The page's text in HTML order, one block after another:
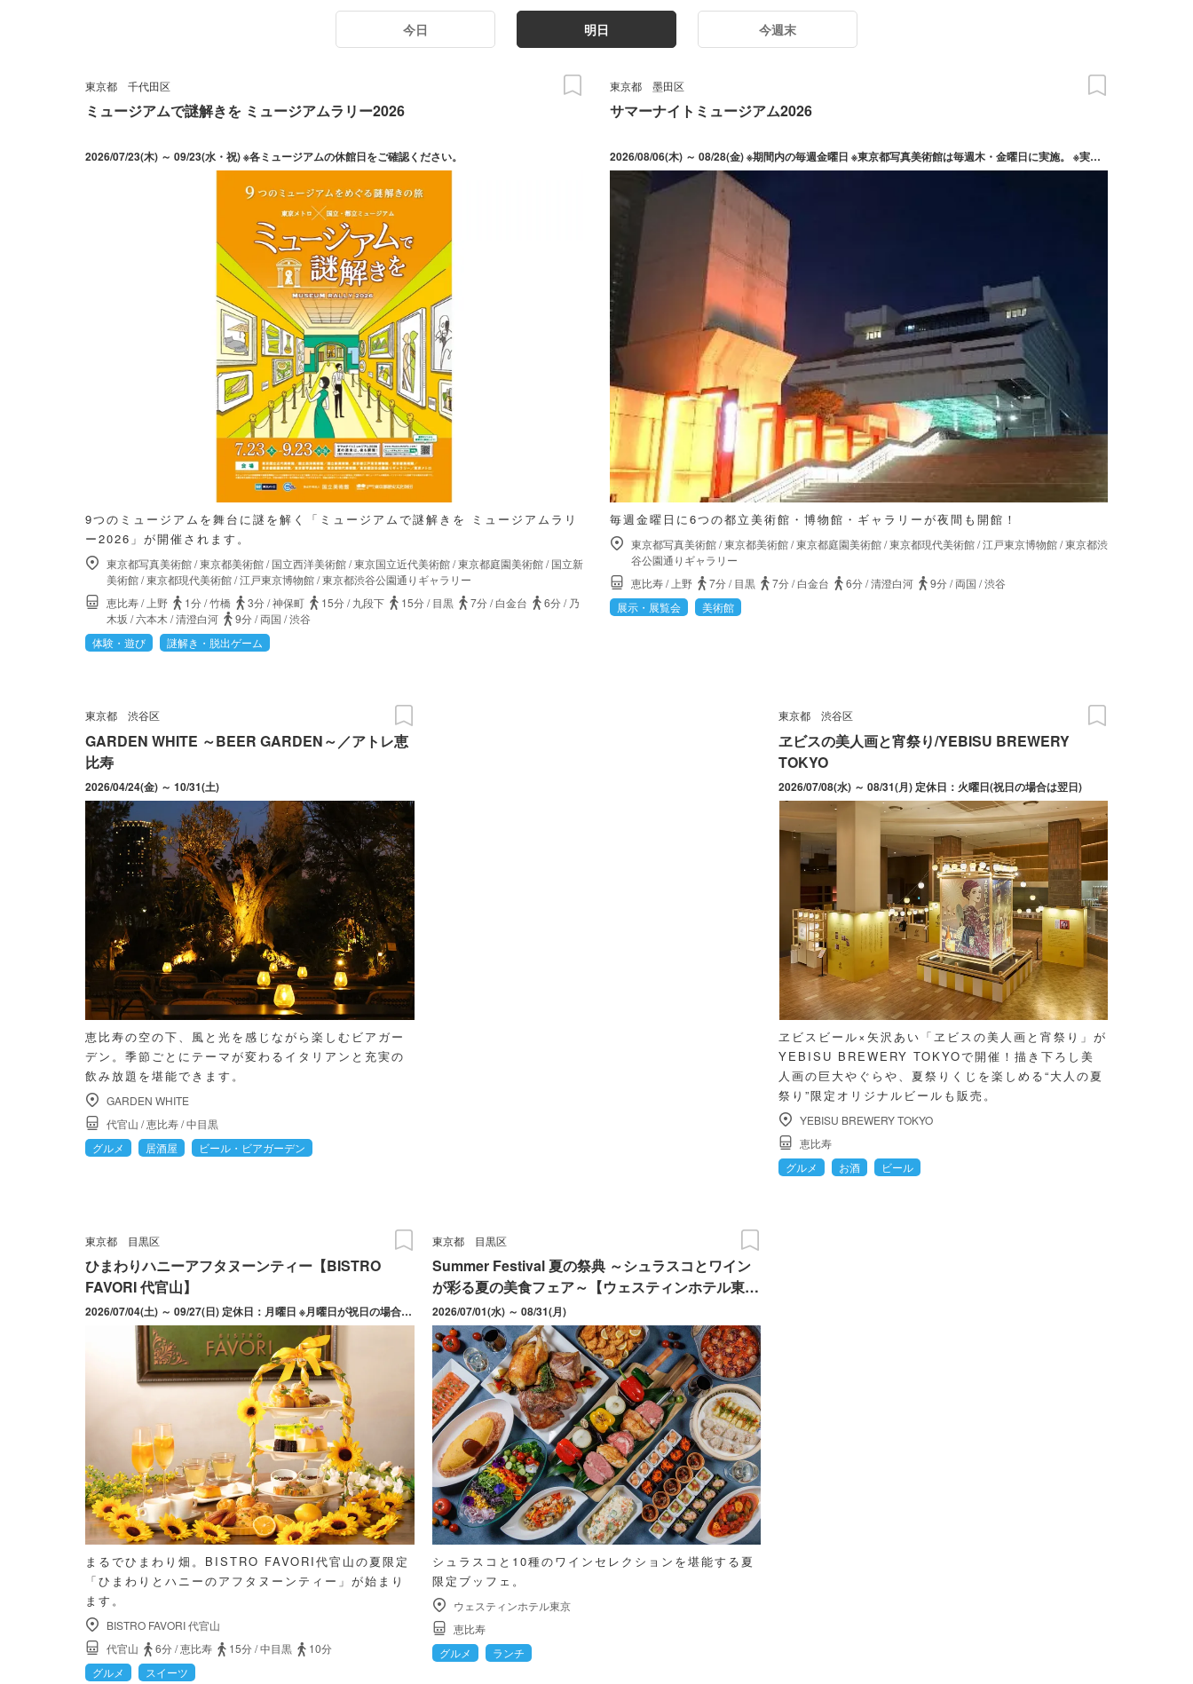
今日 明日 今週末
東京都 千代田区
ミュージアムで謎解きを ミュージアムラリー2026
2026/07/23(木) ～ 09/23(水・祝) ※各ミュージアムの休館日をご確認ください。
9つのミュージアムを舞台に謎を解く「ミュージアムで謎解きを ミュージアムラリ
ー2026」が開催されます。
東京都写真美術館/東京都美術館/国立西洋美術館/東京国立近代美術館/東京都庭園美術館/国立新
美術館/東京都現代美術館/江戸東京博物館/東京都渋谷公園通りギャラリー
恵比寿/ 上野 1分/竹橋 3分/神保町 15分/九段下 15分/目黒 7分/白金台 6分/ 乃
木坂 /六本木 /清澄白河 9分/両国 /渋谷
体験・遊び
謎解き・脱出ゲーム
東京都 墨田区
サマーナイトミュージアム2026
2026/08/06(木) ～ 08/28(金) ※期間内の毎週金曜日 ※東京都写真美術館は毎週木・金曜日に実施。 ※実施日は施設により異なります。
毎週金曜日に6つの都立美術館・博物館・ギャラリーが夜間も開館！
東京都写真美術館/東京都美術館/東京都庭園美術館/東京都現代美術館/江戸東京博物館/東京都渋
谷公園通りギャラリー
恵比寿/ 上野 7分/目黒 7分/白金台 6分/清澄白河 9分/両国 /渋谷
展示・展覧会
美術館
東京都 渋谷区
GARDEN WHITE ～BEER GARDEN～／アトレ恵
比寿
2026/04/24(金) ～ 10/31(土)
恵比寿の空の下、風と光を感じながら楽しむビアガー
デン。季節ごとにテーマが変わるイタリアンと充実の
飲み放題を堪能できます。
GARDEN WHITE
代官山 /恵比寿/中目黒
グルメ
居酒屋 ビール・ビアガーデン
東京都 渋谷区
ヱビスの美人画と宵祭り/YEBISU BREWERY
TOKYO
2026/07/08(水) ～ 08/31(月) 定休日：火曜日(祝日の場合は翌日)
ヱビスビール×矢沢あい「ヱビスの美人画と宵祭り」が
YEBISU BREWERY TOKYOで開催！描き下ろし美
人画の巨大やぐらや、夏祭りくじを楽しめる“大人の夏
祭り”限定オリジナルビールも販売。
YEBISU BREWERY TOKYO
恵比寿
グルメ
お酒 ビール
東京都 目黒区
ひまわりハニーアフタヌーンティー【BISTRO
FAVORI 代官山】
2026/07/04(土) ～ 09/27(日) 定休日：月曜日 ※月曜日が祝日の場合は、翌火曜日を振替休業
まるでひまわり畑。BISTRO FAVORI代官山の夏限定
「ひまわりとハニーのアフタヌーンティー」が始まり
ます。
BISTRO FAVORI 代官山
代官山
6分/恵比寿 15分/中目黒
10分
グルメ
スイーツ
東京都目黒区
Summer Festival 夏の祭典 ～シュラスコとワイン
が彩る夏の美食フェア～【ウェスティンホテル東
京】
2026/07/01(水) ～ 08/31(月)
シュラスコと10種のワインセレクションを堪能する夏
限定ブッフェ。
ウェスティンホテル東京
恵比寿
グルメ
ランチ